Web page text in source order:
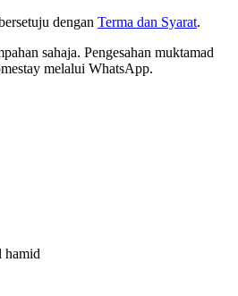
dengan Terma dan Syarat.
sahaja. Pengesahan muktamad
melalui WhatsApp.
hamid